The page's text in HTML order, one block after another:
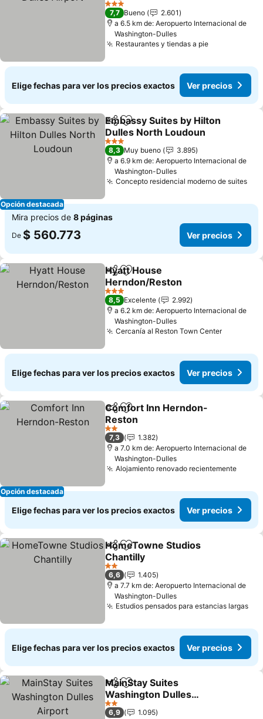
Ver precios
3 Estrellas
7,7 Bueno
2.601
a 6.5 km de: Aeropuerto Internacional de
Washington-Dulles
Restaurantes y tiendas a pieVer precios
Elige fechas para ver los precios exactos Ver precios
Opción destacada
CompartirAgregar a favoritos
Embassy Suites by Hilton
Dulles North Loudoun
Ver precios
3 Estrellas
8,3 Muy bueno
3.895
a 6.9 km de: Aeropuerto Internacional de
Washington-Dulles
Concepto residencial moderno de suites
Mira precios de 8 páginas
De $ 560.773 Ver precios
CompartirAgregar a favoritos
Hyatt House
Herndon/Reston
Ver precios
3 Estrellas
8,5 Excelente
2.992
a 6.2 km de: Aeropuerto Internacional de
Washington-Dulles
Cercanía al Reston Town CenterVer
Elige fechas para ver los precios exactos Ver precios
Opción destacada
CompartirAgregar a favoritos
Comfort Inn Herndon-
Reston
Ver precios
2 Estrellas
7,3
1.382
a 7.0 km de: Aeropuerto Internacional de
Washington-Dulles
Alojamiento renovado recientementeVer
Elige fechas para ver los precios exactos Ver precios
CompartirAgregar a favoritos
HomeTowne Studios
Chantilly
Ver precios
2 Estrellas
6,6
1.405
a 7.7 km de: Aeropuerto Internacional de
Washington-Dulles
Estudios pensados para estancias largas
Elige fechas para ver los precios exactos Ver precios
CompartirAgregar a favoritos
MainStay Suites
Washington Dulles
Airport
Ver precios
2 Estrellas
6,9
1.095